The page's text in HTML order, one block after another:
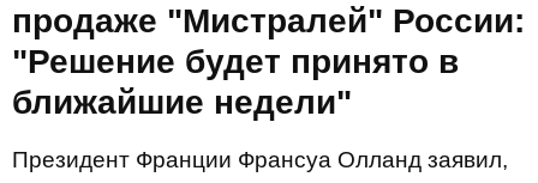
продаже "Мистралей" России:
"Решение будет принято в
ближайшие недели"
Президент Франции Франсуа Олланд заявил,